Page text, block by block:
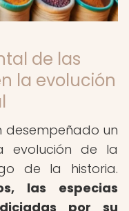
de las
la evolución
desempeñado un
evolución de la
de la historia.
las especias
por su